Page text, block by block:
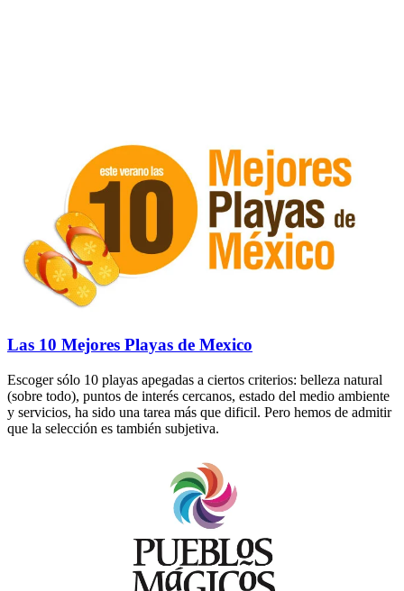
Las 10 Mejores Playas de Mexico
Escoger sólo 10 playas apegadas a ciertos criterios: belleza natural
(sobre todo), puntos de interés cercanos, estado del medio ambiente
y servicios, ha sido una tarea más que dificil. Pero hemos de admitir
que la selección es también subjetiva.